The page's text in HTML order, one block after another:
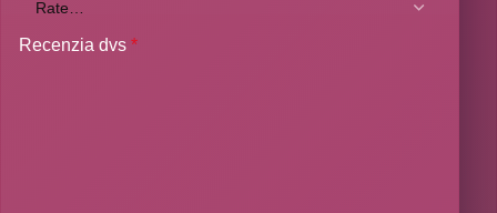
Recenzia dvs*